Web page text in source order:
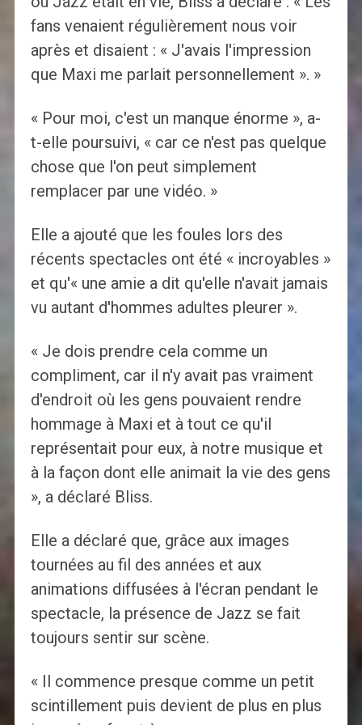
fans venaient régulièrement nous voir
après et disaient : « J'avais l'impression
que Maxi me parlait personnellement ». »
« Pour moi, c'est un manque énorme », a-
t-elle poursuivi, « car ce n'est pas quelque
chose que l'on peut simplement
remplacer par une vidéo. »
Elle a ajouté que les foules lors des
récents spectacles ont été « incroyables »
et qu'« une amie a dit qu'elle n'avait jamais
vu autant d'hommes adultes pleurer ».
« Je dois prendre cela comme un
compliment, car il n'y avait pas vraiment
d'endroit où les gens pouvaient rendre
hommage à Maxi et à tout ce qu'il
représentait pour eux, à notre musique et
à la façon dont elle animait la vie des gens
», a déclaré Bliss.
Elle a déclaré que, grâce aux images
tournées au fil des années et aux
animations diffusées à l'écran pendant le
spectacle, la présence de Jazz se fait
toujours sentir sur scène.
« Il commence presque comme un petit
scintillement puis devient de plus en plus